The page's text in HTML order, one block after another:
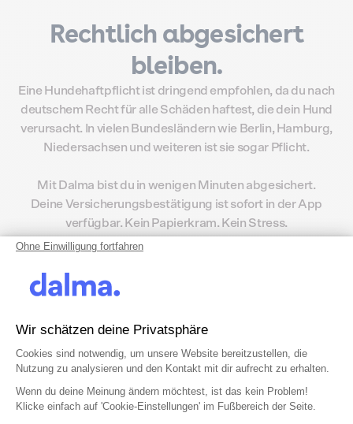
Rechtlich abgesichert
bleiben.
Eine Hundehaftpflicht ist dringend empfohlen, da du nach
deutschem Recht für alle Schäden haftest, die dein Hund
verursacht. In vielen Bundesländern wie Berlin, Hamburg,
Niedersachsen und weiteren ist sie sogar Pflicht.
Mit Dalma bist du in wenigen Minuten abgesichert.
Deine Versicherungsbestätigung ist sofort in der App
verfügbar. Kein Papierkram. Kein Stress.
Ohne Einwilligung fortfahren
Wir schätzen deine Privatsphäre
Einwilligungsmanagementplattform:
Cookies sind notwendig, um unsere Website bereitzustellen, die
Nutzung zu analysieren und den Kontakt mit dir aufrecht zu erhalten.
Wenn du deine Meinung ändern möchtest, ist das kein Problem!
Klicke einfach auf 'Cookie-Einstellungen' im Fußbereich der Seite.